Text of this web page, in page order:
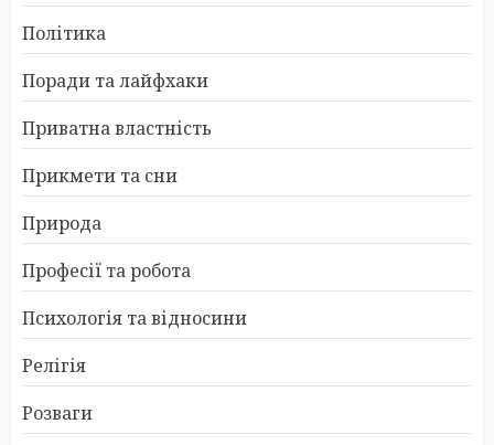
Політика
Поради та лайфхаки
Приватна властність
Прикмети та сни
Природа
Професії та робота
Психологія та відносини
Релігія
Розваги